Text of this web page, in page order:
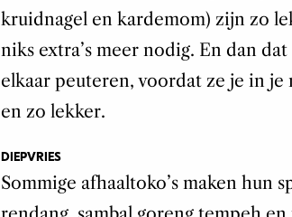
kruidnagel en kardemom) zijn zo
niks extra’s meer nodig. En dan
elkaar peuteren, voordat ze je in
en zo lekker.
DIEPVRIES
Sommige afhaaltoko’s maken hun